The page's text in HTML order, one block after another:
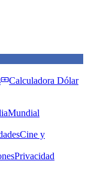
Calculadora Dólar
Mundial
Cine y
Privacidad